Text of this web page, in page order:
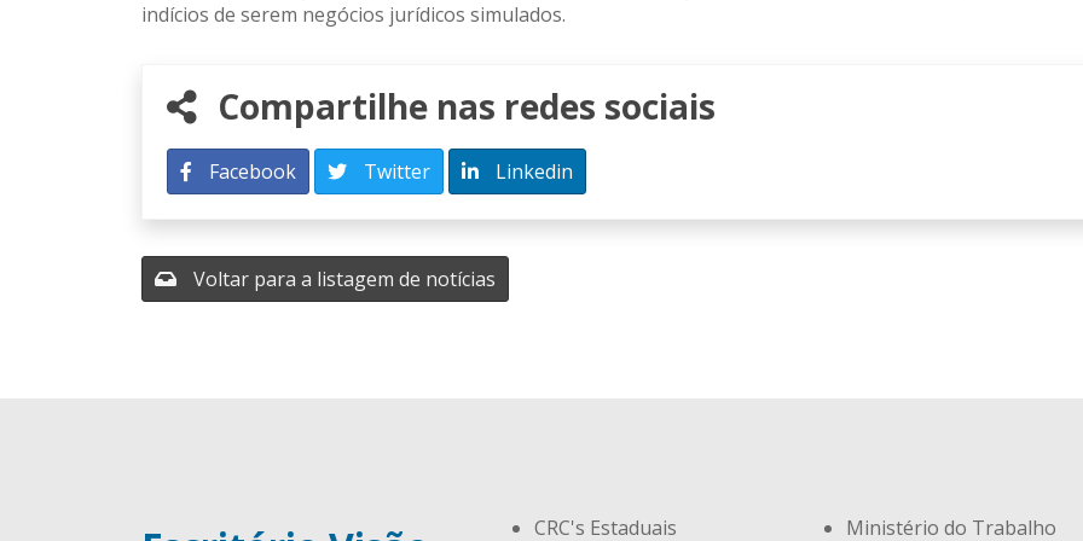
indícios de serem negócios jurídicos simulados.
Compartilhe nas redes sociais
Facebook Twitter Linkedin
Voltar para a listagem de notícias
CRC's Estaduais Ministério do Trabalho